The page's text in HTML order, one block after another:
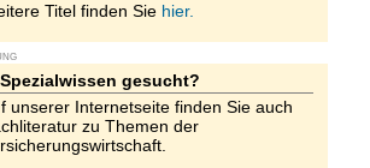
Titel finden Sie hier.
Spezialwissen gesucht?
unserer Internetseite finden Sie auch
zu Themen der